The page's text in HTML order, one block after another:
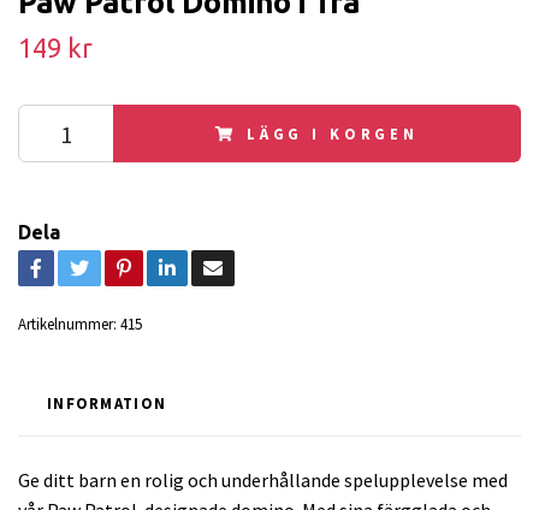
149 kr
LÄGG I KORGEN
Dela
Artikelnummer: 415
INFORMATION
Ge ditt barn en rolig och underhållande spelupplevelse med